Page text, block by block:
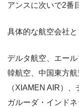
アンスに次いで2番
具体的な航空会社と
デルタ航空、エー
韓航空、中国東方
（XIAMEN AIR）
ガルーダ・インド